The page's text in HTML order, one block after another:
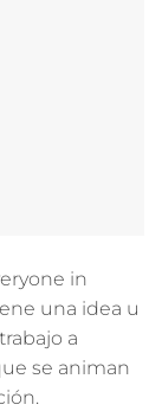
in
una idea u
a
se animan